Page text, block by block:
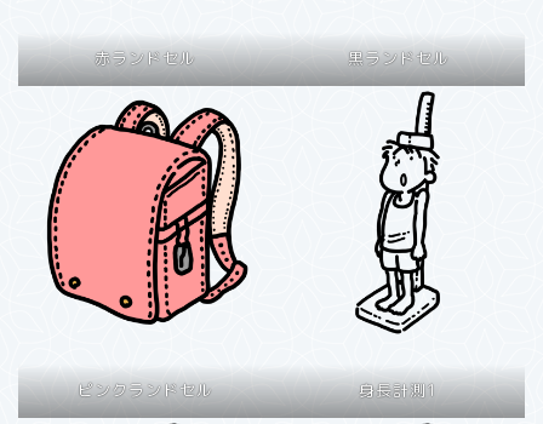
赤ランドセル 黒ランドセル
ピンクランドセル 身長計測1